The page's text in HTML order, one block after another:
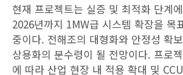
현재 프로젝트는 실증 및 최적화 단계
2026년까지 1MW급 시스템 확장을 목
중이다. 전해조의 대형화와 안정성 확
상용화의 분수령이 될 전망이다. 프로
에 따라 산업 현장 내 적용 확대 및